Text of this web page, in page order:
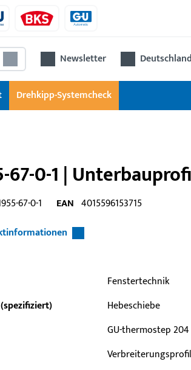
Newsletter
Drehkipp-Systemcheck
67-0-1 |
67-0-1 EAN 4015596153715
Fenstertechnik
Hebeschiebe
GU-thermostep 204
Verbreiterungsprofil